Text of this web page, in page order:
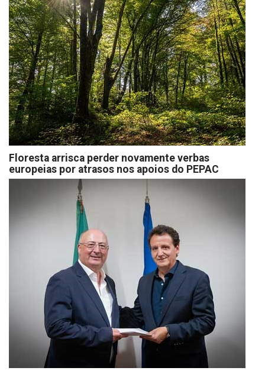
Floresta arrisca perder novamente verbas
europeias por atrasos nos apoios do PEPAC